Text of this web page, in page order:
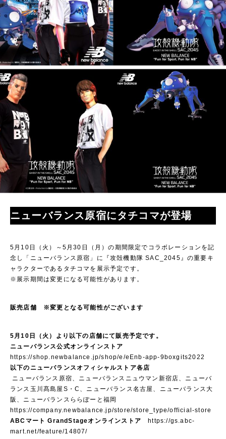
ニューバランス原宿にタチコマが登場
5月10日（火）～5月30日（月）の期間限定でコラボレーションを記
念し「ニューバランス原宿」に『攻殻機動隊 SAC_2045』の重要キ
ャラクターであるタチコマを展示予定です。
※展示期間は変更になる可能性があります。
販売店舗 ※変更となる可能性がございます
5月10日（火）より以下の店舗にて販売予定です。
ニューバランス公式オンラインストア
https://shop.newbalance.jp/shop/e/eEnb-app-9boxgits2022
以下のニューバランスオフィシャルストア各店
ニューバランス原宿、ニューバランスニュウマン新宿店、ニューバ
ランス玉川髙島屋S・C、ニューバランス名古屋、ニューバランス大
阪、ニューバランスららぽーと福岡
https://company.newbalance.jp/store/store_type/official-store
ABCマート GrandStageオンラインストア
https://gs.abc-
mart.net/feature/14807/